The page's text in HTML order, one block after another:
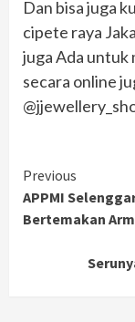
Dan bisa juga
cipete raya
juga Ada untuk
secara online
Continue
Reading
Previous
APPMI
Bertemakan